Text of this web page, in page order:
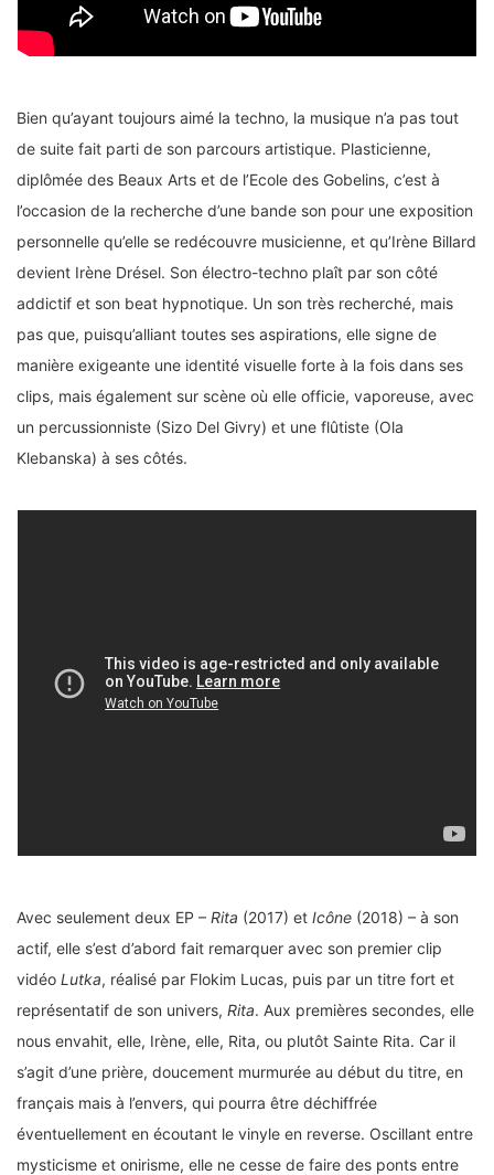
Bien qu’ayant toujours aimé la techno, la musique n’a pas tout
de suite fait parti de son parcours artistique. Plasticienne,
diplômée des Beaux Arts et de l’Ecole des Gobelins, c’est à
l’occasion de la recherche d’une bande son pour une exposition
personnelle qu’elle se redécouvre musicienne, et qu’Irène Billard
devient Irène Drésel. Son électro-techno plaît par son côté
addictif et son beat hypnotique. Un son très recherché, mais
pas que, puisqu’alliant toutes ses aspirations, elle signe de
manière exigeante une identité visuelle forte à la fois dans ses
clips, mais également sur scène où elle officie, vaporeuse, avec
un percussionniste (Sizo Del Givry) et une flûtiste (Ola
Klebanska) à ses côtés.
Avec seulement deux EP – Rita (2017) et Icône (2018) – à son
actif, elle s’est d’abord fait remarquer avec son premier clip
vidéo Lutka, réalisé par Flokim Lucas, puis par un titre fort et
représentatif de son univers, Rita. Aux premières secondes, elle
nous envahit, elle, Irène, elle, Rita, ou plutôt Sainte Rita. Car il
s’agit d’une prière, doucement murmurée au début du titre, en
français mais à l’envers, qui pourra être déchiffrée
éventuellement en écoutant le vinyle en reverse. Oscillant entre
mysticisme et onirisme, elle ne cesse de faire des ponts entre